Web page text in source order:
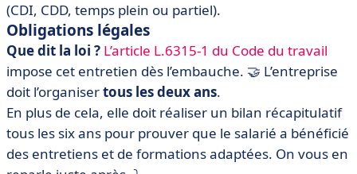
(CDI, CDD, temps plein ou partiel).
Obligations légales
Que dit la loi ? L’article L.6315-1 du Code du travail
impose cet entretien dès l’embauche. 🤝 L’entreprise
doit l’organisertous les deux ans.
En plus de cela, elle doit réaliser un bilan récapitulatif
tous les six ans pour prouver que le salarié a bénéficié
des entretiens et de formations adaptées. On vous en